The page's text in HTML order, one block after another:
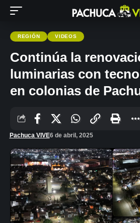
REGIÓN VIDEOS
Continúa la
luminarias con
en colonias de
Pachuca VIVE6 de abril, 2025